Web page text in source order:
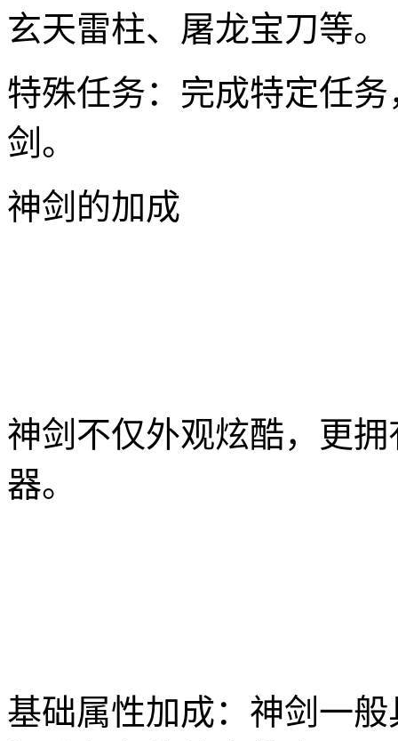
玄天雷柱、屠龙宝刀等。
特殊任务：完成特定任
剑。
神剑的加成
神剑不仅外观炫酷，更
器。
基础属性加成：神剑一